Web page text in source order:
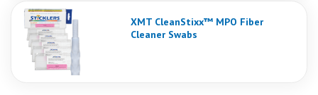
XMT CleanStixx™ MPO Fiber
Cleaner Swabs